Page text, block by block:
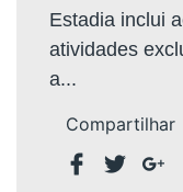
Estadia inclui
atividades
a...
Compartilhar